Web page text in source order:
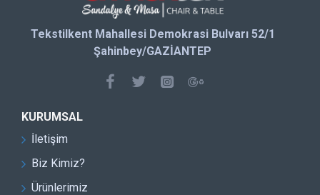
Tekstilkent Mahallesi Demokrasi Bulvarı 52/1
Şahinbey/GAZİANTEP
KURUMSAL
İletişim
Biz Kimiz?
Ürünlerimiz